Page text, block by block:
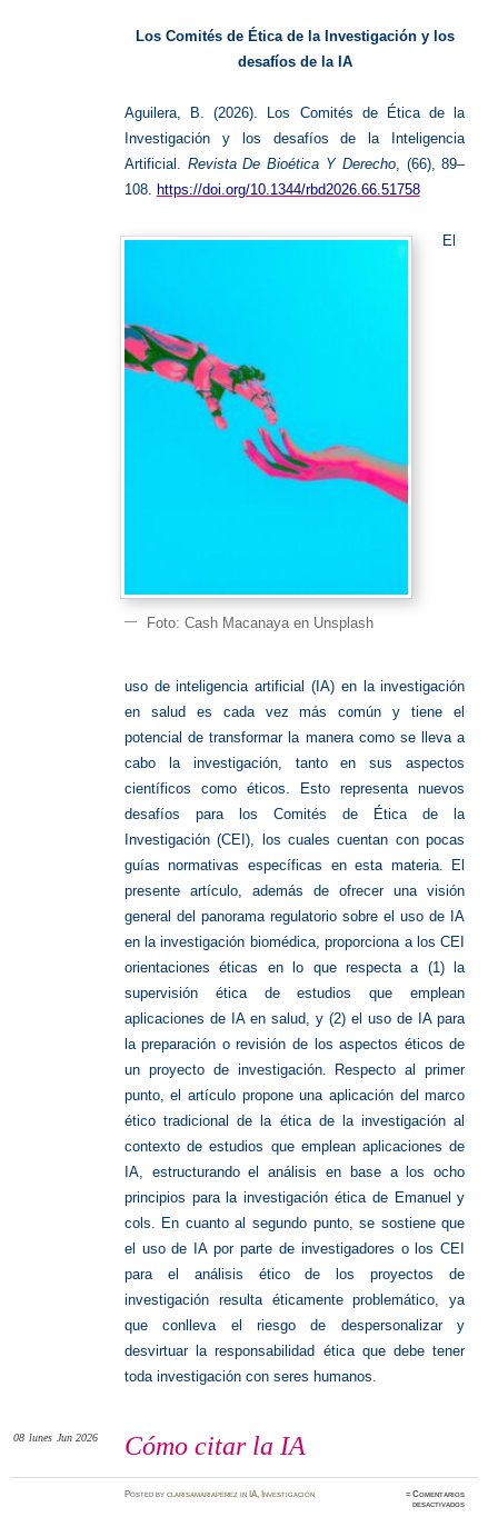
Los Comités de Ética de la Investigación y los
desafíos de la IA
Aguilera, B. (2026). Los Comités de Ética de la
Investigación y los desafíos de la Inteligencia
Artificial. Revista De Bioética Y Derecho, (66), 89–
108. https://doi.org/10.1344/rbd2026.66.51758
Foto: Cash Macanaya en Unsplash
El
uso de inteligencia artificial (IA) en la investigación
en salud es cada vez más común y tiene el
potencial de transformar la manera como se lleva a
cabo la investigación, tanto en sus aspectos
científicos como éticos. Esto representa nuevos
desafíos para los Comités de Ética de la
Investigación (CEI), los cuales cuentan con pocas
guías normativas específicas en esta materia. El
presente artículo, además de ofrecer una visión
general del panorama regulatorio sobre el uso de IA
en la investigación biomédica, proporciona a los CEI
orientaciones éticas en lo que respecta a (1) la
supervisión ética de estudios que emplean
aplicaciones de IA en salud, y (2) el uso de IA para
la preparación o revisión de los aspectos éticos de
un proyecto de investigación. Respecto al primer
punto, el artículo propone una aplicación del marco
ético tradicional de la ética de la investigación al
contexto de estudios que emplean aplicaciones de
IA, estructurando el análisis en base a los ocho
principios para la investigación ética de Emanuel y
cols. En cuanto al segundo punto, se sostiene que
el uso de IA por parte de investigadores o los CEI
para el análisis ético de los proyectos de
investigación resulta éticamente problemático, ya
que conlleva el riesgo de despersonalizar y
desvirtuar la responsabilidad ética que debe tener
toda investigación con seres humanos.
Cómo citar la IA
08 lunes Jun 2026
Postedbyclarisamariaperez inIA ,Investigación ≈Comentarios
desactivadosen